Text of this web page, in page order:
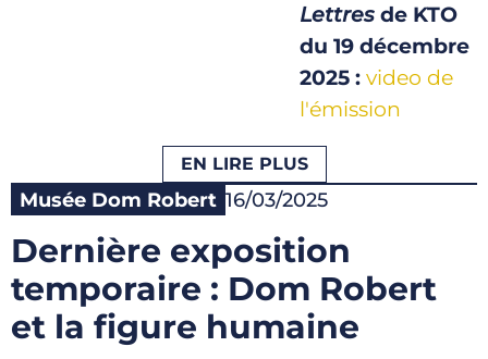
Lettres de KTO
du 19 décembre
2025 : video de
l'émission
EN LIRE PLUS
Musée Dom Robert 16/03/2025
Dernière exposition
temporaire : Dom Robert
et la figure humaine